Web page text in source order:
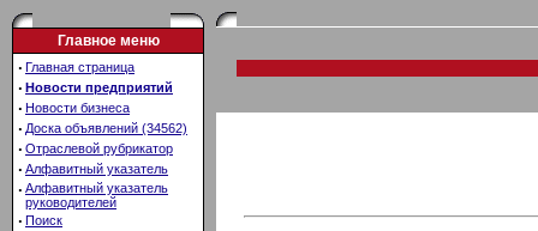
Главное меню
· Главная страница
· Новости предприятий
· Новости бизнеса
· Доска объявлений (34562)
· Отраслевой рубрикатор
· Алфавитный указатель
· Алфавитный указатель
руководителей
· Поиск